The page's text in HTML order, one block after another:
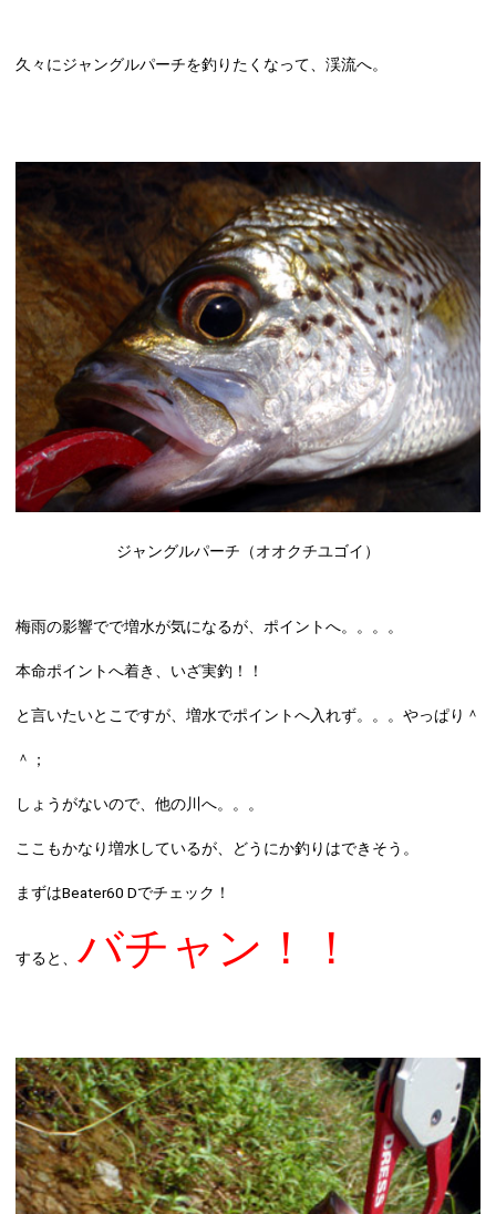
久々にジャングルパーチを釣りたくなって、渓流へ。
ジャングルパーチ（オオクチユゴイ）
梅雨の影響でで増水が気になるが、ポイントへ。。。。
本命ポイントへ着き、いざ実釣！！
と言いたいとこですが、増水でポイントへ入れず。。。やっぱり＾
＾；
しょうがないので、他の川へ。。。
ここもかなり増水しているが、どうにか釣りはできそう。
まずはBeater60 Dでチェック！
すると、 バチャン！！